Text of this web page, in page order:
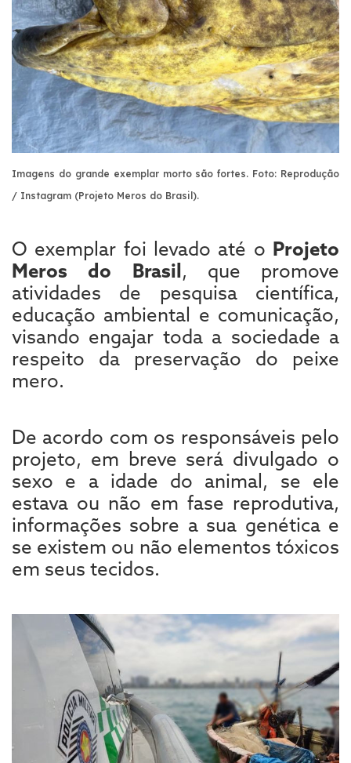
Imagens do grande exemplar morto são fortes. Foto: Reprodução
/ Instagram (Projeto Meros do Brasil).
O exemplar foi levado até o Projeto
Meros do Brasil, que promove
atividades de pesquisa científica,
educação ambiental e comunicação,
visando engajar toda a sociedade a
respeito da preservação do peixe
mero.
De acordo com os responsáveis pelo
projeto, em breve será divulgado o
sexo e a idade do animal, se ele
estava ou não em fase reprodutiva,
informações sobre a sua genética e
se existem ou não elementos tóxicos
em seus tecidos.